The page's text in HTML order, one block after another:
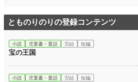
とものりのりの登録コンテンツ
小説 児童書・童話 完結 短編
宝の王国
小説 児童書・童話 完結 短編